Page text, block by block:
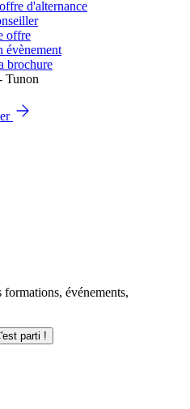
d'alternance
offre
évènement
brochure
formations, événements,
parti !